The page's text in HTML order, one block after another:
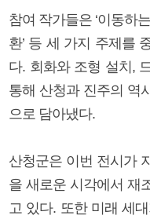
참여 작가들은 ‘이동하
환’ 등 세 가지 주제를
다. 회화와 조형 설치,
통해 산청과 진주의 역
으로 담아냈다.
산청군은 이번 전시가
을 새로운 시각에서 재
고 있다. 또한 미래 세